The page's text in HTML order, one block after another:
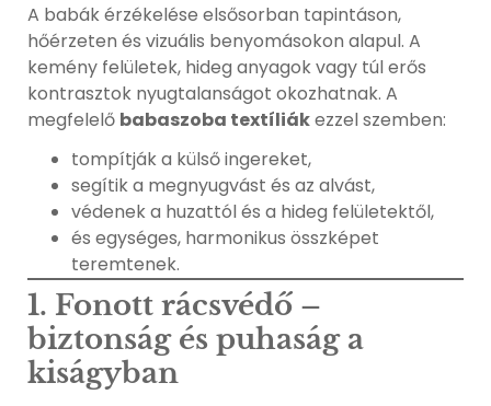
A babák érzékelése elsősorban tapintáson,
hőérzeten és vizuális benyomásokon alapul. A
kemény felületek, hideg anyagok vagy túl erős
kontrasztok nyugtalanságot okozhatnak. A
megfelelő babaszoba textíliákezzel szemben:
tompítják a külső ingereket,
segítik a megnyugvást és az alvást,
védenek a huzattól és a hideg felületektől,
és egységes, harmonikus összképet
teremtenek.
1. Fonott rácsvédő –
biztonság és puhaság a
kiságyban